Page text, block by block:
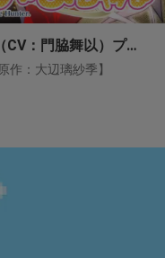
【鬼っ子ハンターついなちゃん】（CV：門脇舞以）プロジェクト！
作：大辺璃紗季】